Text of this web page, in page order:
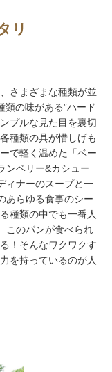
リ
さまざまな種類が並
の味がある”ハード
プルな見た目を裏切
種類の具が惜しげも
で軽く温めた「ベー
ンベリー&カシュー
ィナーのスープと一
あらゆる食事のシー
種類の中でも一番人
このパンが食べられ
！そんなワクワクす
を持っているのが人